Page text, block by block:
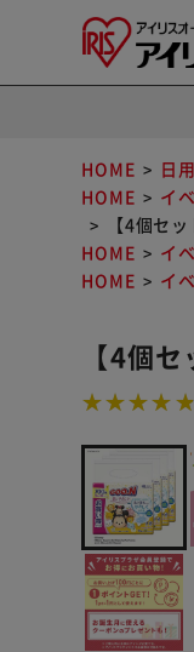
HOME 日
HOME
イ
【4個セ
HOME
イ
HOME
イ
【4個